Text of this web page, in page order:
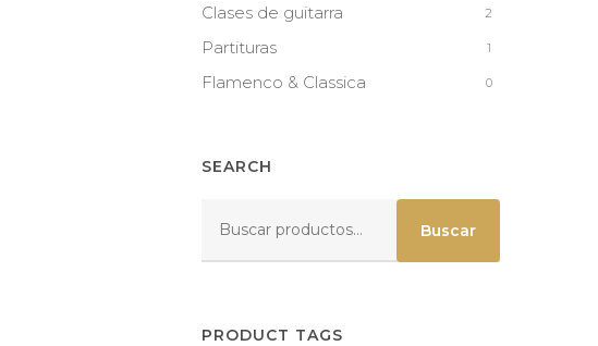
Clases de guitarra 2
Partituras 1
Flamenco & Classica 0
SEARCH
por:
Buscar
PRODUCT TAGS